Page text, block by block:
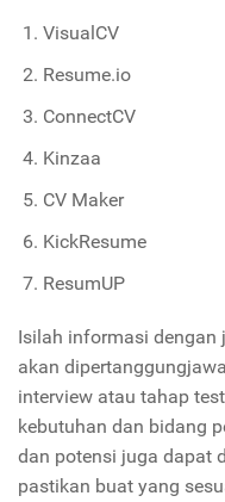
VisualCV
Resume.io
ConnectCV
Kinzaa
CV Maker
KickResume
ResumUP
Isilah informasi dengan
akan
interview atau tahap
kebutuhan dan bidang
dan potensi juga dapat
pastikan buat yang